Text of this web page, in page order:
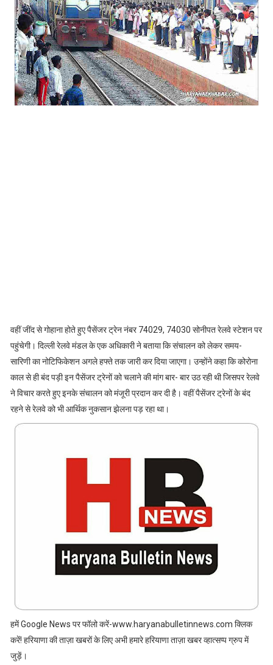
वहीं जींद से गोहाना होते हुए पैसेंजर ट्रेन नंबर 74029, 74030 सोनीपत रेलवे स्टेशन पर
पहुंचेगी। दिल्ली रेलवे मंडल के एक अधिकारी ने बताया कि संचालन को लेकर समय-
सारिणी का नोटिफिकेशन अगले हफ्ते तक जारी कर दिया जाएगा। उन्होंने कहा कि कोरोना
काल से ही बंद पड़ी इन पैसेंजर ट्रेनों को चलाने की मांग बार- बार उठ रही थी जिसपर रेलवे
ने विचार करते हुए इनके संचालन को मंजूरी प्रदान कर दी है। वहीं पैसेंजर ट्रेनों के बंद
रहने से रेलवे को भी आर्थिक नुकसान झेलना पड़ रहा था।
हमें Google News पर फॉलो करें-www.haryanabulletinnews.com क्लिक
करें! हरियाणा की ताज़ा खबरों के लिए अभी हमारे हरियाणा ताज़ा खबर व्हात्सप्प ग्रुप में
जुड़ें।